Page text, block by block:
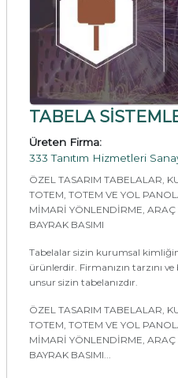
TABELA
Üreten Firma:
333 Tanıtım Hizmetleri
ÖZEL TASARIM TABELALAR,
TOTEM, TOTEM VE YOL
MİMARİ YÖNLENDİRME,
BAYRAK BASIMI
Tabelalar sizin kurumsal
ürünlerdir. Firmanızın tarzını ve
unsur sizin tabelanızdır.
ÖZEL TASARIM TABELALAR,
TOTEM, TOTEM VE YOL
MİMARİ YÖNLENDİRME,
BAYRAK BASIMI...